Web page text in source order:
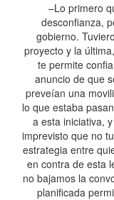
–Lo primero
desconfianza,
gobierno.
proyecto y la
te permite
anuncio de que
preveían una
lo que estaba
a esta iniciativa,
imprevisto que no
estrategia entre
en contra de esta
no bajamos la
planificada